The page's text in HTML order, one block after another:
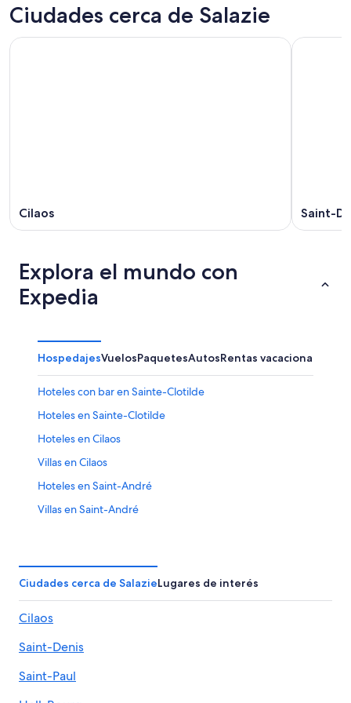
Ciudades cerca de Salazie
Cilaos Saint-
Explora el mundo con
Expedia
HospedajesVuelosPaquetesAutosRentas vacacionales
Hoteles con bar en Sainte-Clotilde
Hoteles en Sainte-Clotilde
Hoteles en Cilaos
Villas en Cilaos
Hoteles en Saint-André
Villas en Saint-André
Hoteles en Centro Ciudad
Hoteles 3 estrellas en Sur de Reunión
Campings en Sur de Reunión
Condominios en Sur de Reunión
Hoteles en la playa en Sur de Reunión
Ciudades cerca de SalazieLugares de interés
Cilaos
Saint-Denis
Saint-Paul